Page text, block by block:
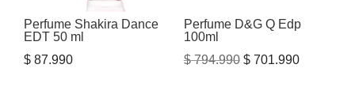
Perfume Shakira Dance
EDT 50 ml
$ 87.990
Perfume D&G Q Edp
100ml
$794.990 El
$701.990El